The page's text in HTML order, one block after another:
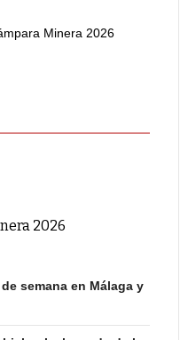
Minera 2026
2026
semana en Málaga y